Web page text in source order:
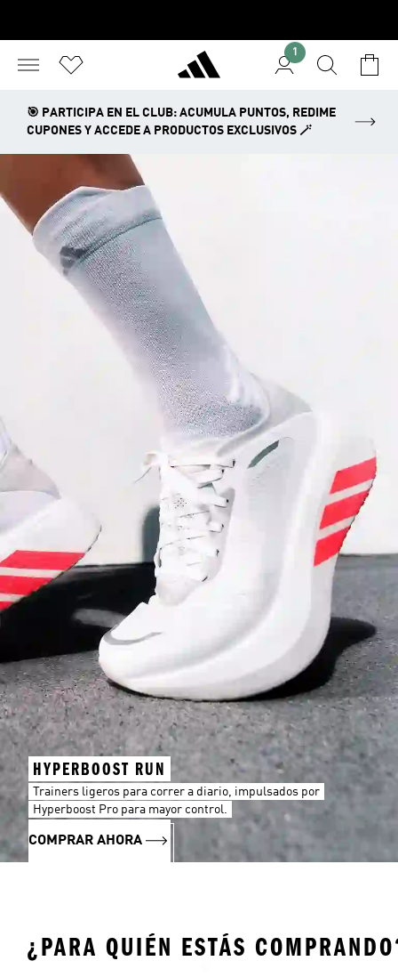
1
🎯 PARTICIPA EN EL CLUB: ACUMULA PUNTOS, REDIME
CUPONES Y ACCEDE A PRODUCTOS EXCLUSIVOS 🪄
HYPERBOOST RUN
Trainers ligeros para correr a diario, impulsados por
Hyperboost Pro para mayor control.
COMPRAR AHORA
¿PARA QUIÉN ESTÁS